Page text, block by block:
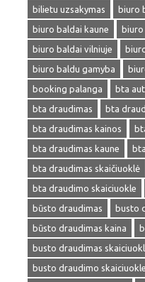
bilietu uzsakymas
biuro
biuro baldai kaune
biuro baldai vilniuje
biuro baldu gamyba
booking palanga
bta
bta draudimas
bta
bta draudimas kainos
bta draudimas kaune
bta draudimas skaičiuoklė
bta draudimo skaiciuokle
būsto draudimas
busto
būsto draudimas kaina
busto draudimas
busto draudimo skaiciuokle